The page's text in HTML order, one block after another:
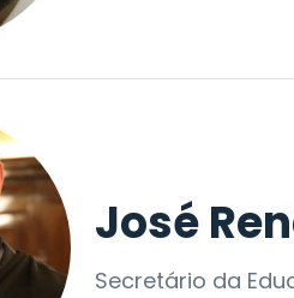
José
Secretário da